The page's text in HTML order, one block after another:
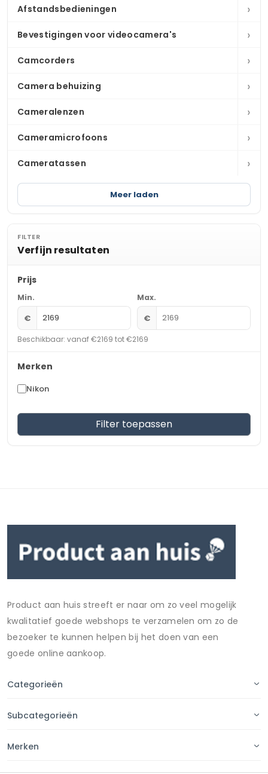
Afstandsbedieningen ›
Bevestigingen voor videocamera's ›
Camcorders ›
Camera behuizing ›
Cameralenzen ›
Cameramicrofoons ›
Cameratassen ›
Meer laden
FILTER
Verfijn resultaten
Prijs
Min.
€
Max.
€
Beschikbaar: vanaf €2169 tot €2169
Merken
Nikon
Filter toepassen
Product aan huis streeft er naar om zo veel mogelijk
kwalitatief goede webshops te verzamelen om zo de
bezoeker te kunnen helpen bij het doen van een
goede online aankoop.
Categorieën
Subcategorieën
Merken